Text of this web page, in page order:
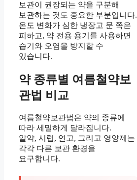
보관이 권장되는 약을 구분해
보관하는 것도 중요한 부분입니다.
온도 변화가 심한 냉장고 문 쪽은
피하고, 약 전용 용기를 사용하면
습기와 오염을 방지할 수
있습니다.
약 종류별 여름철약보
관법 비교
여름철약보관법은 약의 종류에
따라 세밀하게 달라집니다.
알약, 시럽, 연고, 그리고 영양제는
각각 다른 보관 환경을
요구합니다.